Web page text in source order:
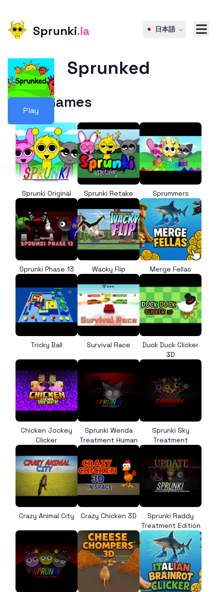
Sprunki.la 🇯🇵 日本語
Play
Sprunked
More Games
Sprunki Original Sprunki Retake Sprummers
Sprunki Phase 13 Wacky Flip Merge Fellas
Tricky Ball Survival Race
Duck Duck Clicker
3D
Chicken Jockey
Clicker
Sprunki Wenda
Treatment Human
Sprunki Sky
Treatment
Crazy Animal City Crazy Chicken 3D
Sprunki Raddy
Treatment Edition